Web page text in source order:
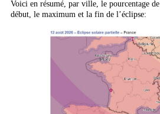
Voici en résumé, par ville, le pourcentage
début, le maximum et la fin de l’éclipse: